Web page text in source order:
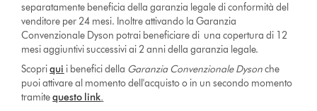
separatamente beneficia della garanzia legale di conformità del
venditore per 24 mesi. Inoltre attivando la Garanzia
Convenzionale Dyson potrai beneficiare di una copertura di 12
mesi aggiuntivi successivi ai 2 anni della garanzia legale.
Scopriqui i benefici della Garanzia Convenzionale Dysonche
puoi attivare al momento dell'acquisto o in un secondo momento
tramitequesto link.